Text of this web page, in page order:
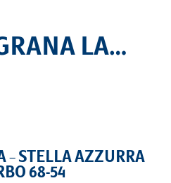
LA…
– STELLA AZZURRA
68-54